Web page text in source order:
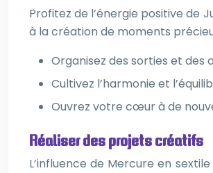
Profitez de l’énergie positive de
à la création de moments
Organisez des sorties et des
Cultivez l’harmonie et
Ouvrez votre cœur à de
Réaliser des projets créatifs
L’influence de Mercure en